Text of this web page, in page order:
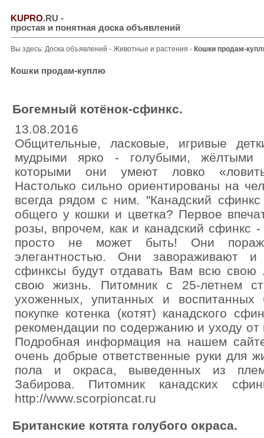
KUPRO.RU -
простая и понятная доска объявлений
Вы здесь: Доска объявлений - Животные и растения - Кошки продам-
Кошки продам-куплю
Богемный котёнок-сфинкс.
13.08.2016
Общительные, ласковые, игривые
мудрыми ярко - голубыми, жёлтыми
которыми они умеют ловко
Настолько сильно ориентированы на
всегда рядом с ним. "Канадский
общего у кошки и цветка? Первое
розы, впрочем, как и канадский сфинкс
просто не может быть! Они
элегантностью. Они завораживают и
сфинксы будут отдавать Вам всю
свою жизнь. Питомник с 25-летнем
ухоженных, упитанных и
покупке котенка (котят) канадского
рекомендации по содержанию и уходу от
Подробная информация на нашем
очень добрые ответственные руки для
пола и окраса, выведенных из
Забирова. Питомник канадских
http://www.scorpioncat.ru
Британские котята голубого окраса.